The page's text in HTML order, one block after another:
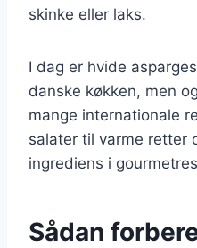
skinke eller laks.
I dag er hvide
danske køkken, men
mange internationale
salater til varme retter
ingrediens i
Sådan